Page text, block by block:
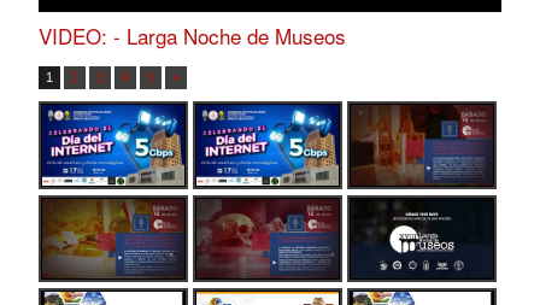
VIDEO:- Larga Noche de Museos
1 2 3 4 5 »